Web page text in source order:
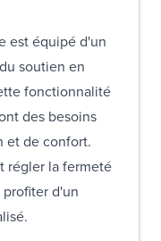
est équipé d'un
soutien en
fonctionnalité
des besoins
et de confort.
régler la fermeté
d'un